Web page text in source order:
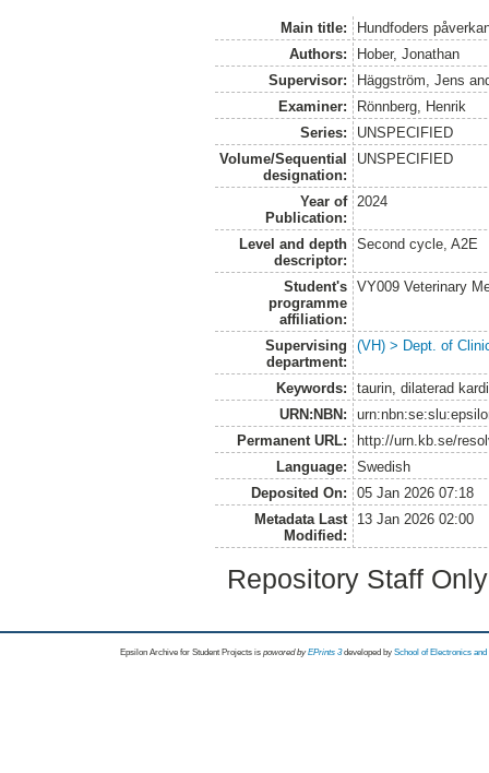
Main title:
Hundfoders
Authors:
Hober, Jonathan
Supervisor:
Häggström, Jens
Examiner:
Rönnberg, Henrik
Series:
UNSPECIFIED
Volume/Sequential
designation:
UNSPECIFIED
Year of
Publication:
2024
Level and depth
descriptor:
Second cycle, A2E
Student's
programme
affiliation:
VY009 Veterinary
Supervising
department:
(VH) > Dept. of
Keywords:
taurin, dilaterad
URN:NBN:
Permanent URL:
http://urn.kb.se/
Language:
Swedish
Deposited On:
05 Jan 2026 07:18
Metadata Last
Modified:
13 Jan 2026 02:00
Repository Staff
Epsilon Archive for Student Projects is powored byEPrints 3 developed by School of Electronics